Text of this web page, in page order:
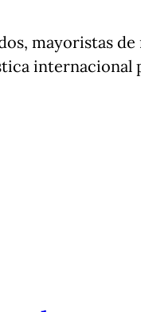
mayoristas
internacional